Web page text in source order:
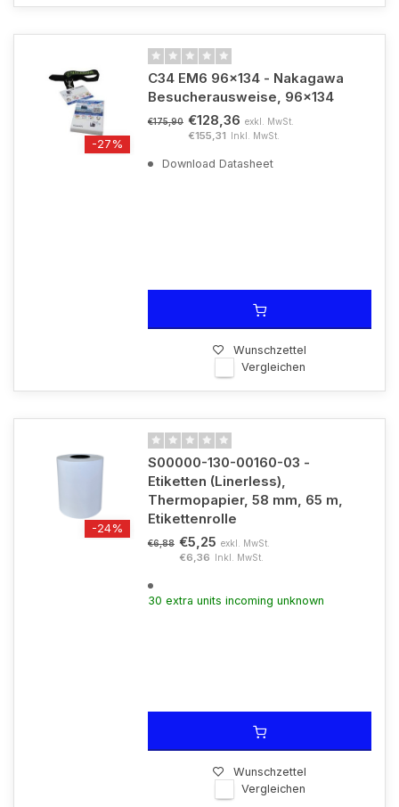
-27%
C34 EM6 96x134 - Nakagawa
Besucherausweise, 96x134
€175,90 €128,36 exkl. MwSt.
€155,31 Inkl. MwSt.
Download Datasheet
Wunschzettel
Vergleichen
-24%
S00000-130-00160-03 -
Etiketten (Linerless),
Thermopapier, 58 mm, 65 m,
Etikettenrolle
€6,88 €5,25 exkl. MwSt.
€6,36 Inkl. MwSt.
30 extra units incoming unknown
Wunschzettel
Vergleichen